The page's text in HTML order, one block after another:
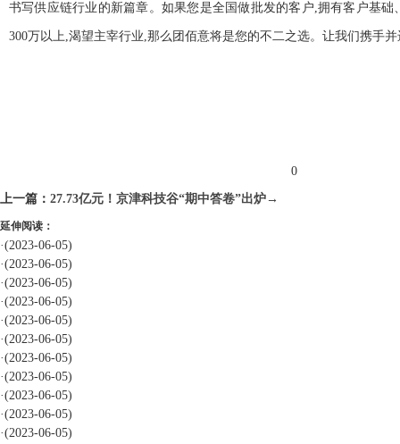
书写供应链行业的新篇章。如果您是全国做批发的客户,拥有客户基
300万以上,渴望主宰行业,那么团佰意将是您的不二之选。让我们携手
0
上一篇： 27.73亿元！京津科技谷“期中答卷”出炉→
延伸阅读：
·(2023-06-05)
·(2023-06-05)
·(2023-06-05)
·(2023-06-05)
·(2023-06-05)
·(2023-06-05)
·(2023-06-05)
·(2023-06-05)
·(2023-06-05)
·(2023-06-05)
·(2023-06-05)